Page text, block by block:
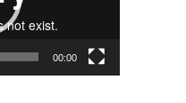
00:00